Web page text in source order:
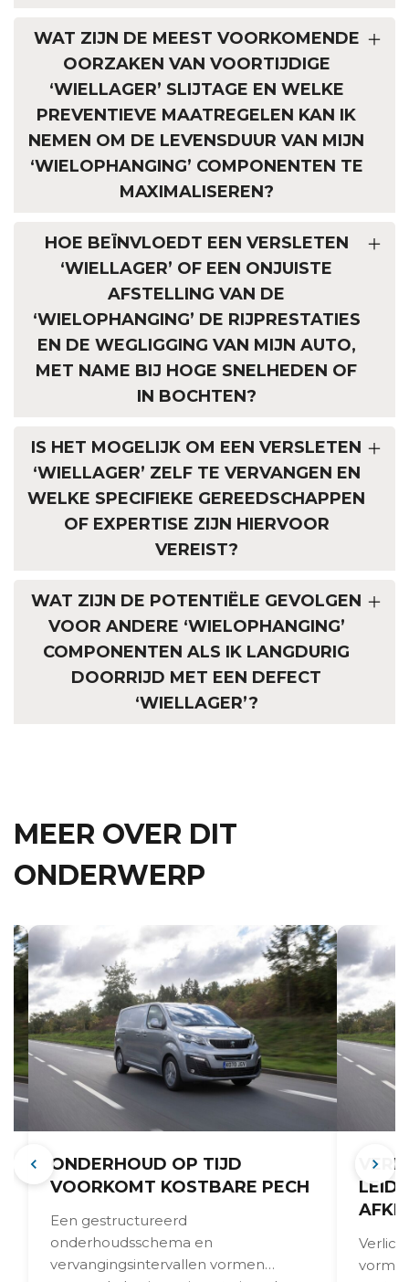
WAT ZIJN DE MEEST VOORKOMENDE
OORZAKEN VAN VOORTIJDIGE
‘WIELLAGER’ SLIJTAGE EN WELKE
PREVENTIEVE MAATREGELEN KAN IK
NEMEN OM DE LEVENSDUUR VAN MIJN
‘WIELOPHANGING’ COMPONENTEN TE
MAXIMALISEREN?
HOE BEÏNVLOEDT EEN VERSLETEN
‘WIELLAGER’ OF EEN ONJUISTE
AFSTELLING VAN DE
‘WIELOPHANGING’ DE RIJPRESTATIES
EN DE WEGLIGGING VAN MIJN AUTO,
MET NAME BIJ HOGE SNELHEDEN OF
IN BOCHTEN?
IS HET MOGELIJK OM EEN VERSLETEN
‘WIELLAGER’ ZELF TE VERVANGEN EN
WELKE SPECIFIEKE GEREEDSCHAPPEN
OF EXPERTISE ZIJN HIERVOOR
VEREIST?
WAT ZIJN DE POTENTIËLE GEVOLGEN
VOOR ANDERE ‘WIELOPHANGING’
COMPONENTEN ALS IK LANGDURIG
DOORRIJD MET EEN DEFECT
‘WIELLAGER’?
MEER OVER DIT
ONDERWERP
ONDERHOUD OP TIJD
VOORKOMT KOSTBARE PECH
Een gestructureerd
onderhoudsschema en
vervangingsintervallen vormen